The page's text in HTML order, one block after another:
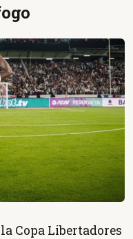
Copa Libertadores
Amazonia Ecuatoriana
¿En que consiste la
tasa minera que rige en
Ecuador?